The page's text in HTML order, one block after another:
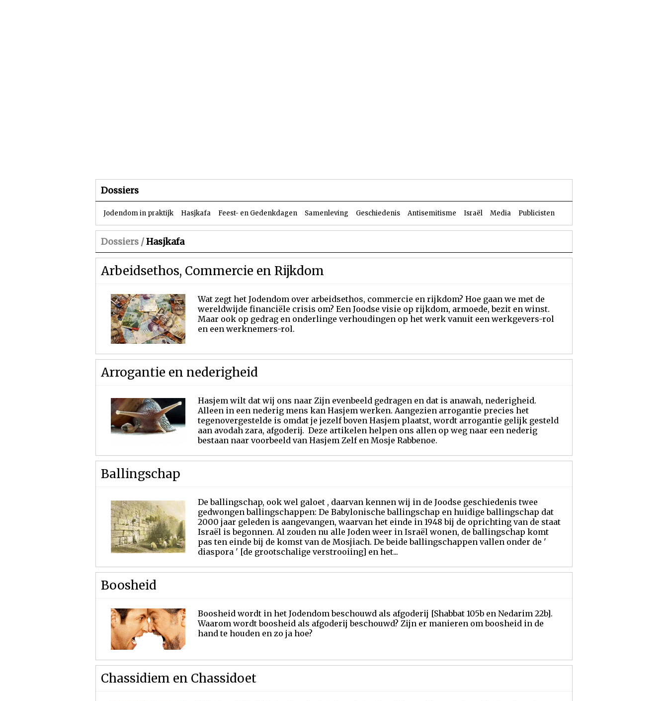
Dossiers
Jodendom in praktijk Hasjkafa Feest- en Gedenkdagen Samenleving Geschiedenis Antisemitisme Israël Media Publicisten
Dossiers /Hasjkafa
Arbeidsethos, Commercie en Rijkdom
Wat zegt het Jodendom over arbeidsethos, commercie en rijkdom? Hoe gaan we met de
wereldwijde financiële crisis om? Een Joodse visie op rijkdom, armoede, bezit en winst.
Maar ook op gedrag en onderlinge verhoudingen op het werk vanuit een werkgevers-rol
en een werknemers-rol.
Arrogantie en nederigheid
Hasjem wilt dat wij ons naar Zijn evenbeeld gedragen en dat is anawah, nederigheid.
Alleen in een nederig mens kan Hasjem werken. Aangezien arrogantie precies het
tegenovergestelde is omdat je jezelf boven Hasjem plaatst, wordt arrogantie gelijk gesteld
aan avodah zara, afgoderij. Deze artikelen helpen ons allen op weg naar een nederig
bestaan naar voorbeeld van Hasjem Zelf en Mosje Rabbenoe.
Ballingschap
De ballingschap, ook wel galoet , daarvan kennen wij in de Joodse geschiedenis twee
gedwongen ballingschappen: De Babylonische ballingschap en huidige ballingschap dat
2000 jaar geleden is aangevangen, waarvan het einde in 1948 bij de oprichting van de staat
Israël is begonnen. Al zouden nu alle Joden weer in Israël wonen, de ballingschap komt
pas ten einde bij de komst van de Mosjiach. De beide ballingschappen vallen onder de '
diaspora ' [de grootschalige verstrooiing] en het...
Boosheid
Boosheid wordt in het Jodendom beschouwd als afgoderij [Shabbat 105b en Nedarim 22b].
Waarom wordt boosheid als afgoderij beschouwd? Zijn er manieren om boosheid in de
hand te houden en zo ja hoe?
Chassidiem en Chassidoet